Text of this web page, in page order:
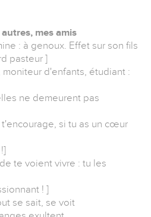
mes amis
: à genoux. Effet sur son fils
pasteur ]
moniteur d'enfants, étudiant :
ne demeurent pas
si tu as un cœur
te voient vivre : tu les
! ]
se sait, se voit